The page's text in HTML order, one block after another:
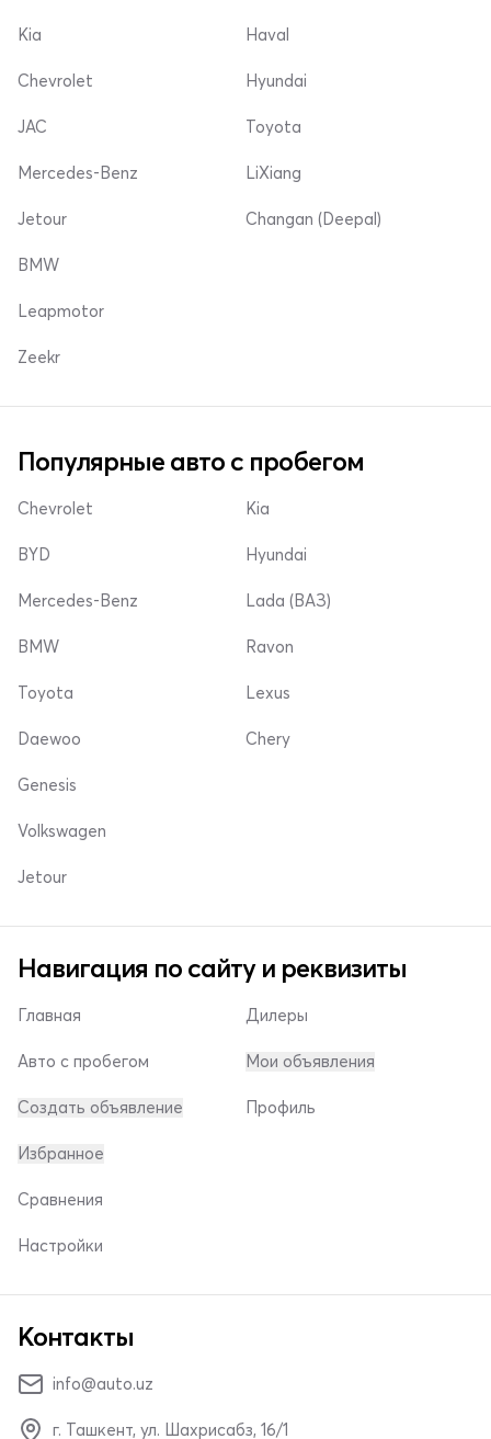
Kia
Chevrolet
Haval
Hyundai
JAC
Mercedes-Benz
Jetour
Toyota
LiXiang
Changan (Deepal)
BMW
Leapmotor
Zeekr
Популярные авто с пробегом
Chevrolet
BYD
Mercedes-Benz
Kia
Hyundai
Lada (ВАЗ)
BMW
Toyota
Daewoo
Ravon
Lexus
Chery
Genesis
Volkswagen
Jetour
Навигация по сайту и реквизиты
Главная
Авто с пробегом
Создать объявление
Дилеры
Мои объявления
Профиль
Избранное
Сравнения
Настройки
Контакты
info@auto.uz
г. Ташкент, ул. Шахрисабз, 16/1